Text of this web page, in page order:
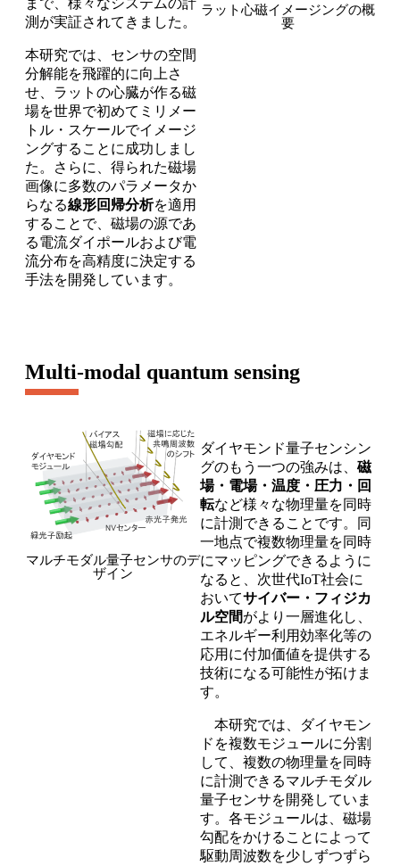
まで、様々なシステムの計
測が実証されてきました。
本研究では、センサの空間
分解能を飛躍的に向上さ
せ、ラットの心臓が作る磁
場を世界で初めてミリメー
トル・スケールでイメージ
ングすることに成功しまし
た。さらに、得られた磁場
画像に多数のパラメータか
らなる線形回帰分析を適用
することで、磁場の源であ
る電流ダイポールおよび電
流分布を高精度に決定する
手法を開発しています。
ラット心磁イメージングの概
要
Multi-modal quantum sensing
マルチモダル量子センサのデ
ザイン
ダイヤモンド量子センシン
グのもう一つの強みは、 磁
場・電場・温度・圧力・回
転など様々な物理量を同時
に計測できることです。同
一地点で複数物理量を同時
にマッピングできるように
なると、次世代IoT社会に
おいてサイバー・フィジカ
ル空間がより一層進化し、
エネルギー利用効率化等の
応用に付加価値を提供する
技術になる可能性が拓けま
す。
本研究では、ダイヤモン
ドを複数モジュールに分割
して、複数の物理量を同時
に計測できるマルチモダル
量子センサを開発していま
す。各モジュールは、磁場
勾配をかけることによって
駆動周波数を少しずつずら